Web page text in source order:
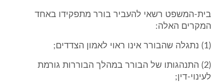
בית-המשפט רשאי להעביר בורר מתפקידו באחד
המקרים האלה:
(1) נתגלה שהבורר אינו ראוי לאמון הצדדים;
(2) התנהגותו של הבורר במהלך הבוררות גורמת
לעינוי-דין;